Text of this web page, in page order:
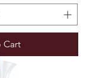
Cart